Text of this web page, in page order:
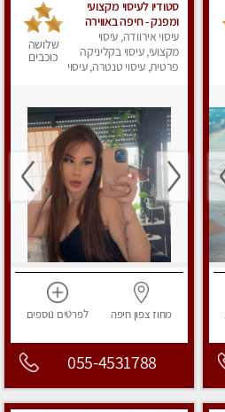
סטודיו לעיסוי מקצועי
ומפנק - חיפה באווירה
נעימה ושקטה
עיסוי אירוודה, עיסוי
מקצועי, עיסוי בקליניקה
פרטית, עיסוי טנטרה, עיסוי
שלושה
כוכבים
מחוז צפוןחיפה לפרטים נוספים
055-4531788